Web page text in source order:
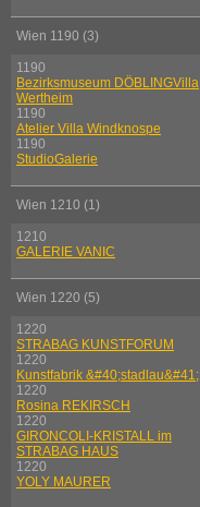
Wien 1190 (3)
1190
Bezirksmuseum DÖBLINGVilla
Wertheim
1190
Atelier Villa Windknospe
1190
StudioGalerie
Wien 1210 (1)
1210
GALERIE VANIC
Wien 1220 (5)
1220
STRABAG KUNSTFORUM
1220
Kunstfabrik &#40;stadlau&#41;
1220
Rosina REKIRSCH
1220
GIRONCOLI-KRISTALL im
STRABAG HAUS
1220
YOLY MAURER